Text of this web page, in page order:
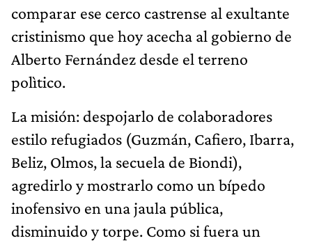
comparar ese cerco castrense al exultante
cristinismo que hoy acecha al gobierno de
Alberto Fernández desde el terreno
polìtico.
La misión: despojarlo de colaboradores
estilo refugiados (Guzmán, Cafiero, Ibarra,
Beliz, Olmos, la secuela de Biondi),
agredirlo y mostrarlo como un bípedo
inofensivo en una jaula pública,
disminuido y torpe. Como si fuera un